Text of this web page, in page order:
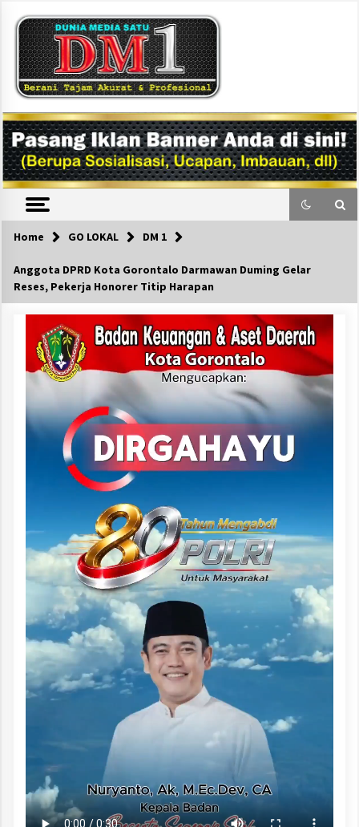
content
DM1
Home GO LOKAL DM 1
Anggota DPRD Kota Gorontalo Darmawan Duming Gelar
Reses, Pekerja Honorer Titip Harapan